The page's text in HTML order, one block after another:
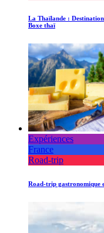
La Thaïlande :
Boxe thaï
Expériences
France
Road-trip
Road-trip gastronomique